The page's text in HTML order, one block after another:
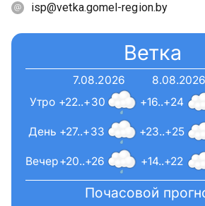
isp@vetka.gomel-region.by
Ветка
7.08.2026
+22..+30
+27..+33
+20..+26
8.08.2026
+16..+24
+23..+25
+14..+22
Вечер
День
Утро
Почасовой